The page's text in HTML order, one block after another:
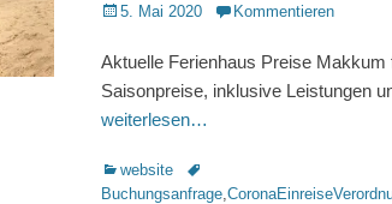
Veröffentlicht
5. Mai 2020 Kommentieren
Aktuelle Ferienhaus Preise
Saisonpreise, inklusive Leistungen
weiterlesen…
Kategorien
website
Schlagworte
Buchungsanfrage,